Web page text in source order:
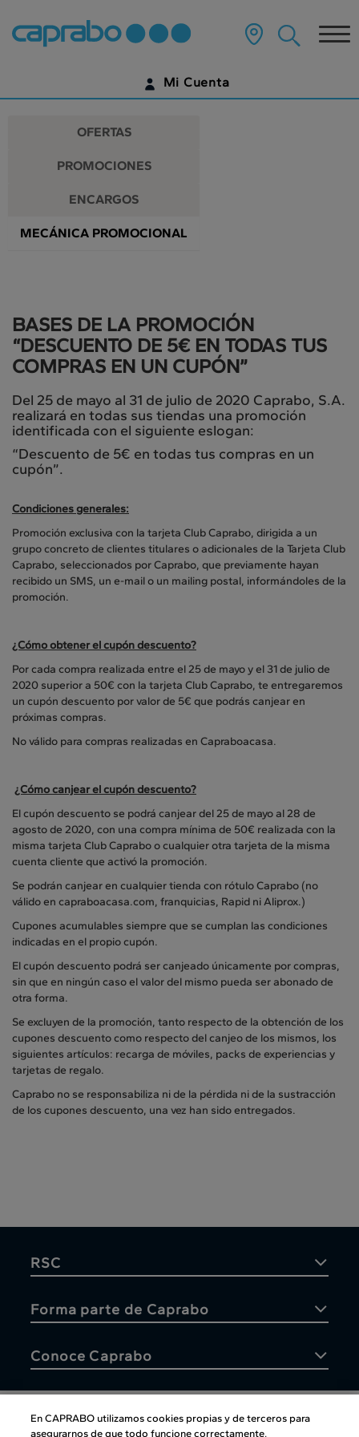
Promociones
y
descuentos
en
nuestros
supermercados
contenido
página
Mi Cuenta
¿AÚN NO TIENES UNA CUENTA DIGITAL?
OFERTAS
PROMOCIONES
ENCARGOS
MECÁNICA PROMOCIONAL
BASES DE LA PROMOCIÓN
“DESCUENTO DE 5€ EN TODAS TUS
COMPRAS EN UN CUPÓN”
Del 25 de mayo al 31 de julio de 2020 Caprabo, S.A.
realizará en todas sus tiendas una promoción
identificada con el siguiente eslogan:
“Descuento de 5€ en todas tus compras en un
cupón”.
Condiciones generales:
Promoción exclusiva con la tarjeta Club Caprabo, dirigida a un
grupo concreto de clientes titulares o adicionales de la Tarjeta Club
Caprabo, seleccionados por Caprabo, que previamente hayan
recibido un SMS, un e-mail o un mailing postal, informándoles de la
promoción.
¿Cómo obtener el cupón descuento?
Por cada compra realizada entre el 25 de mayo y el 31 de julio de
2020 superior a 50€ con la tarjeta Club Caprabo, te entregaremos
un cupón descuento por valor de 5€ que podrás canjear en
próximas compras.
No válido para compras realizadas en Capraboacasa.
¿Cómo canjear el cupón descuento?
El cupón descuento se podrá canjear del 25 de mayo al 28 de
agosto de 2020, con una compra mínima de 50€ realizada con la
misma tarjeta Club Caprabo o cualquier otra tarjeta de la misma
cuenta cliente que activó la promoción.
Se podrán canjear en cualquier tienda con rótulo Caprabo (no
válido en capraboacasa.com, franquicias, Rapid ni Aliprox.)
Cupones acumulables siempre que se cumplan las condiciones
indicadas en el propio cupón.
El cupón descuento podrá ser canjeado únicamente por compras,
sin que en ningún caso el valor del mismo pueda ser abonado de
otra forma.
Se excluyen de la promoción, tanto respecto de la obtención de los
cupones descuento como respecto del canjeo de los mismos, los
siguientes artículos: recarga de móviles, packs de experiencias y
tarjetas de regalo.
Caprabo no se responsabiliza ni de la pérdida ni de la sustracción
de los cupones descuento, una vez han sido entregados.
RSC
Forma parte de Caprabo
Conoce Caprabo
En CAPRABO utilizamos cookies propias y de terceros para
asegurarnos de que todo funcione correctamente,